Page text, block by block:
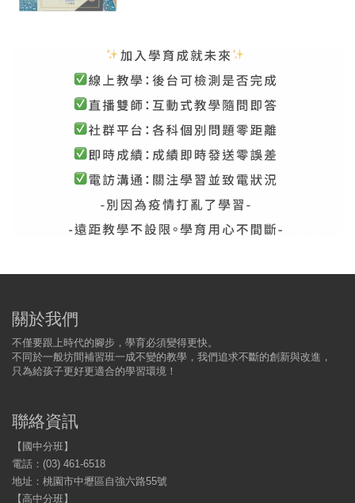
關於我們
不僅要跟上時代的腳步，學育必須變得更快。
不同於一般坊間補習班一成不變的教學，我們追求不斷的創新與改進，
只為給孩子更好更適合的學習環境！
聯絡資訊
【國中分班】
電話：(03) 461-6518
地址：桃園市中壢區自強六路55號
【高中分班】